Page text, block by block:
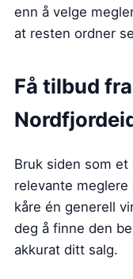
enn å velge
at resten ordner
Få tilbud
Bruk siden som
relevante
kåre én generell
deg å finne den
akkurat ditt salg.